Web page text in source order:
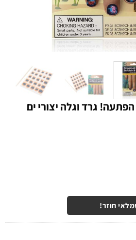
גרד וגלה יצורי ים
חוזר!